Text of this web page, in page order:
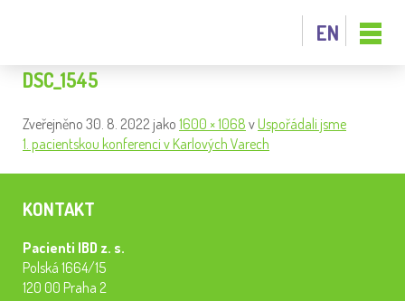
EN
DSC_1545
Zveřejněno 30. 8. 2022 jako 1600 × 1068 v Uspořádali jsme
1. pacientskou konferenci v Karlových Varech
KONTAKT
Pacienti IBD z. s.
Polská 1664/15
120 00 Praha 2